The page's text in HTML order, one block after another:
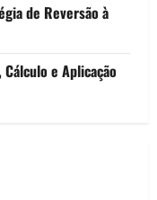
de Reversão à
e Aplicação